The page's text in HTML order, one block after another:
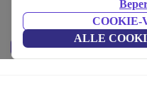
COOKIE-
ALLE
Kinderbedjes:
Prijs Merk Filteren